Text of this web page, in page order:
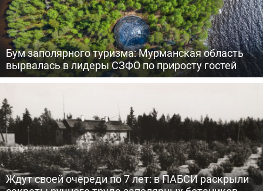
Бум заполярного туризма: Мурманская область
вырвалась в лидеры СЗФО по приросту гостей
Ждут своей очереди по 7 лет: в ПАБСИ раскрыли